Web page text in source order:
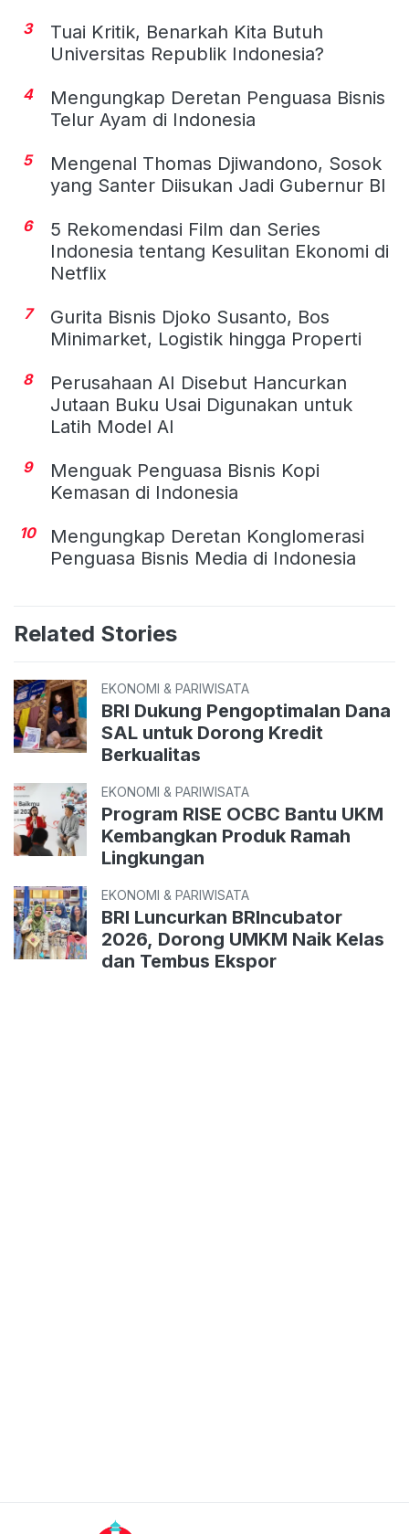
3
Tuai Kritik, Benarkah Kita Butuh
Universitas Republik Indonesia?
4
Mengungkap Deretan Penguasa Bisnis
Telur Ayam di Indonesia
5
Mengenal Thomas Djiwandono, Sosok
yang Santer Diisukan Jadi Gubernur BI
6
5 Rekomendasi Film dan Series
Indonesia tentang Kesulitan Ekonomi di
Netflix
7
Gurita Bisnis Djoko Susanto, Bos
Minimarket, Logistik hingga Properti
8
Perusahaan AI Disebut Hancurkan
Jutaan Buku Usai Digunakan untuk
Latih Model AI
9
Menguak Penguasa Bisnis Kopi
Kemasan di Indonesia
10
Mengungkap Deretan Konglomerasi
Penguasa Bisnis Media di Indonesia
Related Stories
EKONOMI & PARIWISATA
BRI Dukung Pengoptimalan Dana
SAL untuk Dorong Kredit
Berkualitas
EKONOMI & PARIWISATA
Program RISE OCBC Bantu UKM
Kembangkan Produk Ramah
Lingkungan
EKONOMI & PARIWISATA
BRI Luncurkan BRIncubator
2026, Dorong UMKM Naik Kelas
dan Tembus Ekspor